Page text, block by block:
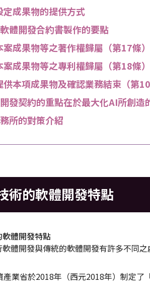
定成果物的提供方式
體開發合約書製作的要點
案成果物等之著作權歸屬（第17條）
案成果物等之專利權歸屬（第18條）
供本項成果物及確認業務結束（第10
發契約的重點在於最大化AI所創造
所的對策介紹
術的軟體開發特點
體開發與傳統的軟體開發有許多不同
產業省於2018年（西元2018年）制定了